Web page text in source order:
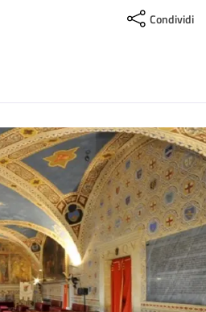
Condividi